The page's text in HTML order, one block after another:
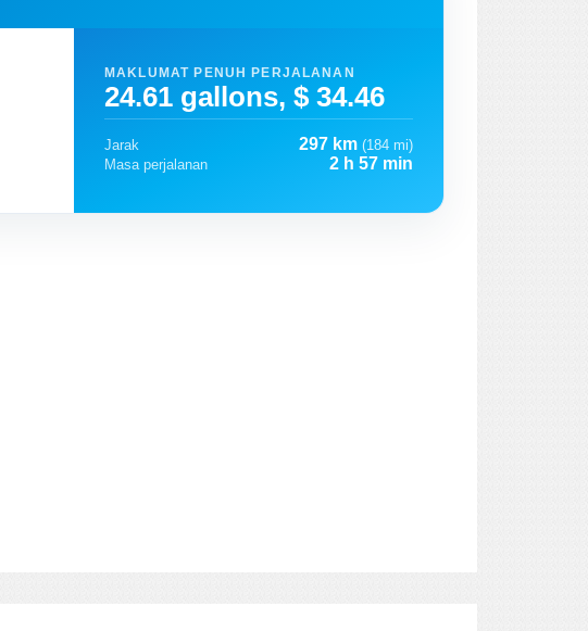
MAKLUMAT PENUH PERJALANAN
24.61 gallons, $ 34.46
Jarak 297 km (184 mi)
Masa perjalanan
2 h 57 min